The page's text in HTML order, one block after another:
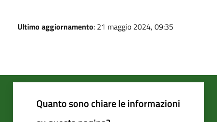
Ultimo aggiornamento: 21 maggio 2024, 09:35
Quanto sono chiare le informazioni